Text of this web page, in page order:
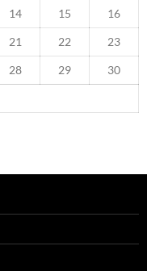
14 15 16
21 22 23
28 29 30